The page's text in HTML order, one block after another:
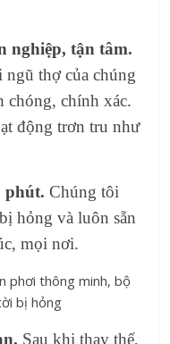
nghiệp, tận tâm.
thợ của chúng
chóng, chính xác.
động trơn tru như
phút.Chúng tôi
hỏng và luôn sẵn
mọi nơi.
Sau khi thay thế,